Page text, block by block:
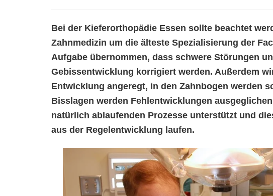
Bei der Kieferorthopädie Essen sollte beachtet
Zahnmedizin um die älteste Spezialisierung der
Aufgabe übernommen, dass schwere Störungen
Gebissentwicklung korrigiert werden. Außerdem
Entwicklung angeregt, in den Zahnbogen werden
Bisslagen werden Fehlentwicklungen
natürlich ablaufenden Prozesse unterstützt und
aus der Regelentwicklung laufen.